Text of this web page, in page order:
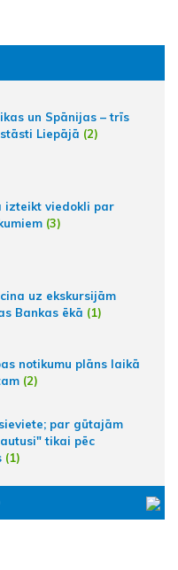
un Spānijas – trīs
Liepājā (2)
izteikt viedokli par
(3)
uz ekskursijām
Bankas ēkā (1)
notikumu plāns laikā
(2)
par gūtajām
tikai pēc
(1)